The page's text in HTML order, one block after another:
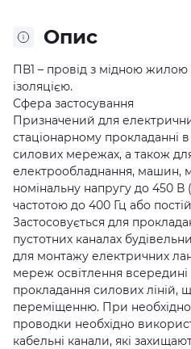
Опис
ПВ1 – провід з мідною жилою
ізоляцією.
Сфера застосування
Призначений для
стаціонарному прокладанні
силових мережах, а також
електрообладнання, машин,
номінальну напругу до 450
частотою до 400 Гц або
Застосовується для
пустотних каналах
для монтажу електричних
мереж освітлення
прокладання силових ліній,
переміщенню. При
проводки необхідно
кабельні канали, які